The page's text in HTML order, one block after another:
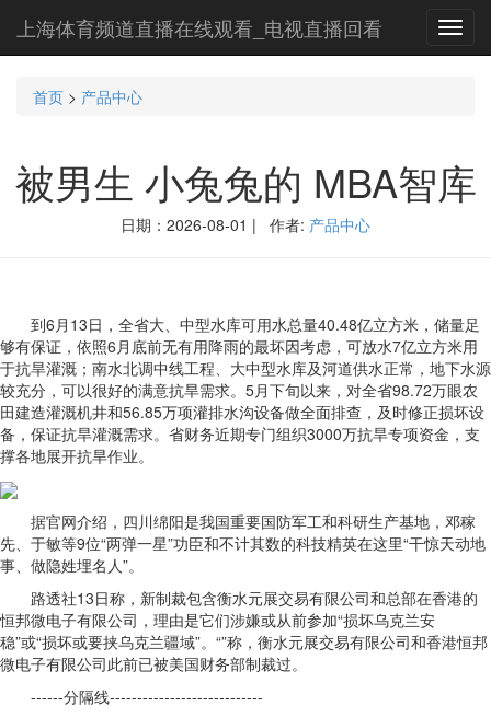
上海体育频道直播在线观看_电视直播回看
首页 > 产品中心
被男生 小兔兔的 MBA智库
日期：2026-08-01 | 作者: 产品中心
到6月13日，全省大、中型水库可用水总量40.48亿立方米，储量足
够有保证，依照6月底前无有用降雨的最坏因考虑，可放水7亿立方米用
于抗旱灌溉；南水北调中线工程、大中型水库及河道供水正常，地下水源
较充分，可以很好的满意抗旱需求。5月下旬以来，对全省98.72万眼农
田建造灌溉机井和56.85万项灌排水沟设备做全面排查，及时修正损坏设
备，保证抗旱灌溉需求。省财务近期专门组织3000万抗旱专项资金，支
撑各地展开抗旱作业。
据官网介绍，四川绵阳是我国重要国防军工和科研生产基地，邓稼
先、于敏等9位“两弹一星”功臣和不计其数的科技精英在这里“干惊天动地
事、做隐姓埋名人”。
路透社13日称，新制裁包含衡水元展交易有限公司和总部在香港的
恒邦微电子有限公司，理由是它们涉嫌或从前参加“损坏乌克兰安
稳”或“损坏或要挟乌克兰疆域”。“”称，衡水元展交易有限公司和香港恒邦
微电子有限公司此前已被美国财务部制裁过。
------分隔线----------------------------